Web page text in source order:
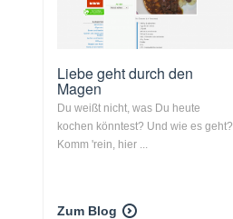
Liebe geht durch den
Magen
Du weißt nicht, was Du heute
kochen könntest? Und wie es geht?
Komm 'rein, hier ...
Zum Blog